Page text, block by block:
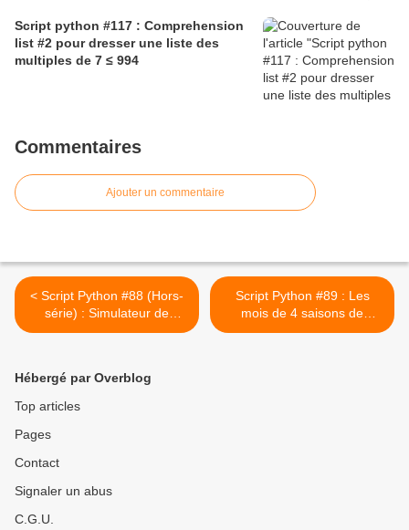
Script python #117 : Comprehension
list #2 pour dresser une liste des
multiples de 7 ≤ 994
Commentaires
Ajouter un commentaire
< Script Python #88 (Hors-
série) : Simulateur de
mention au bac #3
Script Python #89 : Les
mois de 4 saisons de
l'année 2025 #3 >
Hébergé par Overblog
Top articles
Pages
Contact
Signaler un abus
C.G.U.